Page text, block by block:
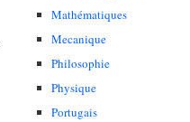
Mathématiques
Mecanique
Philosophie
Physique
Portugais